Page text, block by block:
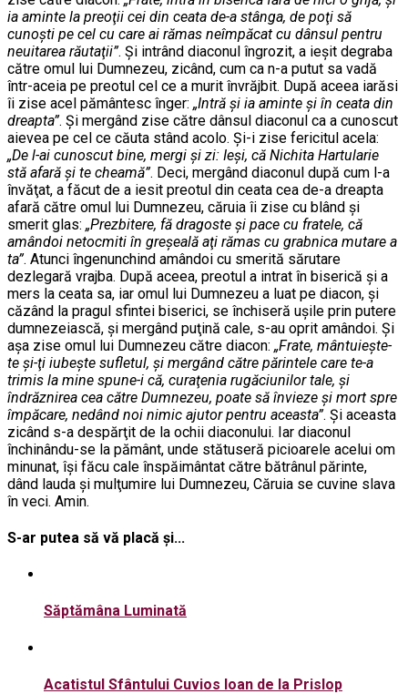
ia aminte la preoţii cei din ceata de-a stânga, de poţi să
cunoşti pe cel cu care ai rămas neîmpăcat cu dânsul pentru
neuitarea răutaţii”. Şi intrând diaconul îngrozit, a ieşit degraba
către omul lui Dumnezeu, zicând, cum ca n-a putut sa vadă
într-aceia pe preotul cel ce a murit învrăjbit. După aceea iarăsi
îi zise acel pământesc înger: „Intră şi ia aminte şi în ceata din
dreapta”. Şi mergând zise către dânsul diaconul ca a cunoscut
aievea pe cel ce căuta stând acolo. Şi-i zise fericitul acela:
„De l-ai cunoscut bine, mergi şi zi: Ieşi, că Nichita Hartularie
stă afară şi te cheamă”. Deci, mergând diaconul după cum l-a
învăţat, a făcut de a iesit preotul din ceata cea de-a dreapta
afară către omul lui Dumnezeu, căruia îi zise cu blând şi
smerit glas: „Prezbitere, fă dragoste şi pace cu fratele, că
amândoi netocmiti în greşeală aţi rămas cu grabnica mutare a
ta”. Atunci îngenunchind amândoi cu smerită sărutare
dezlegară vrajba. După aceea, preotul a intrat în biserică şi a
mers la ceata sa, iar omul lui Dumnezeu a luat pe diacon, şi
căzând la pragul sfintei biserici, se închiseră uşile prin putere
dumnezeiască, şi mergând puţină cale, s-au oprit amândoi. Şi
aşa zise omul lui Dumnezeu către diacon: „Frate, mântuieşte-
te şi-ţi iubeşte sufletul, şi mergând către părintele care te-a
trimis la mine spune-i că, curaţenia rugăciunilor tale, şi
îndrăznirea cea către Dumnezeu, poate să învieze şi mort spre
împăcare, nedând noi nimic ajutor pentru aceasta”. Şi aceasta
zicând s-a despărţit de la ochii diaconului. Iar diaconul
închinându-se la pământ, unde stătuseră picioarele acelui om
minunat, îşi făcu cale înspăimântat către bătrânul părinte,
dând lauda şi mulţumire lui Dumnezeu, Căruia se cuvine slava
în veci. Amin.
S-ar putea să vă placă și...
Săptămâna Luminată
Acatistul Sfântului Cuvios Ioan de la Prislop